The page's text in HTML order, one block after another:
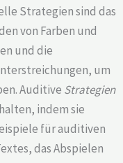
Strategien sind das
von Farben und
und die
um
Auditive Strategien
indem sie
für auditiven
das Abspielen